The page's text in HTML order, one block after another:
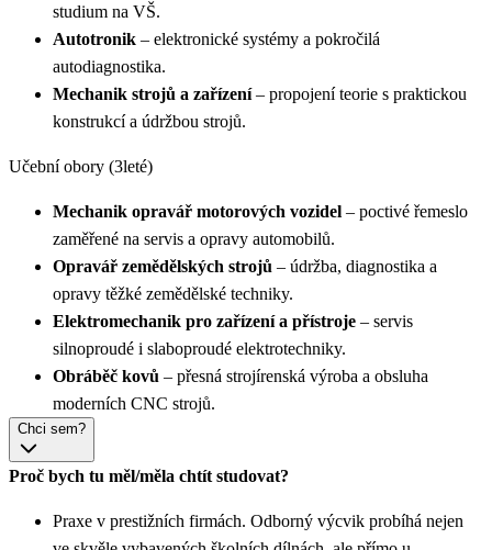
studium na VŠ.
Autotronik – elektronické systémy a pokročilá
autodiagnostika.
Mechanik strojů a zařízení– propojení teorie s praktickou
konstrukcí a údržbou strojů.
Učební obory (3leté)
Mechanik opravář motorových vozidel – poctivé řemeslo
zaměřené na servis a opravy automobilů.
Opravář zemědělských strojů – údržba, diagnostika a
opravy těžké zemědělské techniky.
Elektromechanik pro zařízení a přístroje – servis
silnoproudé i slaboproudé elektrotechniky.
Obráběč kovů – přesná strojírenská výroba a obsluha
moderních CNC strojů.
Chci sem?
Proč bych tu měl/měla chtít studovat?
Praxe v prestižních firmách. Odborný výcvik probíhá nejen